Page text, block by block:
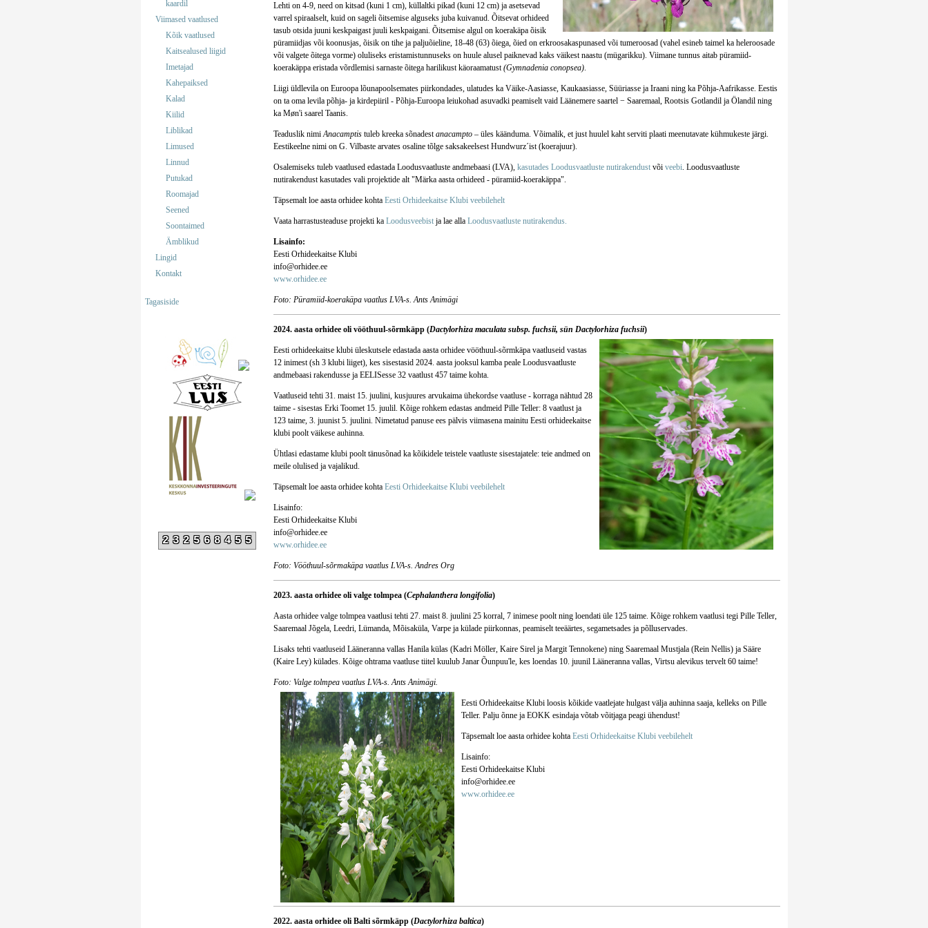
kaardil
Viimased vaatlused
Kõik vaatlused
Kaitsealused liigid
Imetajad
Kahepaiksed
Kalad
Kiilid
Liblikad
Limused
Linnud
Putukad
Roomajad
Seened
Soontaimed
Ämblikud
Lingid
Kontakt
Tagasiside
232568455
Lehti on 4-9, need on kitsad (kuni 1 cm), küllaltki pikad (kuni 12 cm) ja asetsevad
varrel spiraalselt, kuid on sageli õitsemise alguseks juba kuivanud. Õitsevat orhideed
tasub otsida juuni keskpaigast juuli keskpaigani. Õitsemise algul on koerakäpa õisik
püramiidjas või koonusjas, õisik on tihe ja paljuõieline, 18-48 (63) õiega, õied on erkroosakaspunased või tumeroosad (vahel esineb taimel ka heleroosade
või valgete õitega vorme) oluliseks eristamistunnuseks on huule alusel paiknevad kaks väikest naastu (mügarikku). Viimane tunnus aitab püramiid-
koerakäppa eristada võrdlemisi sarnaste õitega harilikust käoraamatust(Gymnadenia conopsea).
Liigi üldlevila on Euroopa lõunapoolsemates piirkondades, ulatudes ka Väike-Aasiasse, Kaukaasiasse, Süüriasse ja Iraani ning ka Põhja-Aafrikasse. Eestis
on ta oma levila põhja- ja kirdepiiril - Põhja-Euroopa leiukohad asuvadki peamiselt vaid Läänemere saartel − Saaremaal, Rootsis Gotlandil ja Ölandil ning
ka Møn'i saarel Taanis.
Teaduslik nimiAnacamptistuleb kreeka sõnadestanacampto– üles käänduma. Võimalik, et just huulel kaht serviti plaati meenutavate kühmukeste järgi.
Eestikeelne nimi on G. Vilbaste arvates osaline tõlge saksakeelsest Hundwurz´ist (koerajuur).
Osalemiseks tuleb vaatlused edastada Loodusvaatluste andmebaasi (LVA), kasutades Loodusvaatluste nutirakendustvõi veebi. Loodusvaatluste
nutirakendust kasutades vali projektide alt "Märka aasta orhideed - püramiid-koerakäppa".
Täpsemalt loe aasta orhidee kohtaEesti Orhideekaitse Klubi veebilehelt
Vaata harrastusteaduse projekti ka Loodusveebistja lae alla Loodusvaatluste nutirakendus.
Lisainfo:
Eesti Orhideekaitse Klubi
info@orhidee.ee
www.orhidee.ee
Foto: Püramiid-koerakäpa vaatlus LVA-s. Ants Animägi
2024. aasta orhidee oli vööthuul-sõrmkäpp (Dactylorhiza maculata subsp. fuchsii, sün Dactylorhiza fuchsii)
Eesti orhideekaitse klubi üleskutsele edastada aasta orhidee vööthuul-sõrmkäpa vaatluseid vastas
12 inimest (sh 3 klubi liiget), kes sisestasid 2024. aasta jooksul kamba peale Loodusvaatluste
andmebaasi rakendusse ja EELISesse 32 vaatlust 457 taime kohta.
Vaatluseid tehti 31. maist 15. juulini, kusjuures arvukaima ühekordse vaatluse - korraga nähtud 28
taime - sisestas Erki Toomet 15. juulil. Kõige rohkem edastas andmeid Pille Teller: 8 vaatlust ja
123 taime, 3. juunist 5. juulini. Nimetatud panuse ees pälvis viimasena mainitu Eesti orhideekaitse
klubi poolt väikese auhinna.
Ühtlasi edastame klubi poolt tänusõnad ka kõikidele teistele vaatluste sisestajatele: teie andmed on
meile olulised ja vajalikud.
Täpsemalt loe aasta orhidee kohtaEesti Orhideekaitse Klubi veebilehelt
Lisainfo:
Eesti Orhideekaitse Klubi
info@orhidee.ee
www.orhidee.ee
Foto: Vööthuul-sõrmakäpa vaatlus LVA-s. Andres Org
2023. aasta orhidee oli valge tolmpea (Cephalanthera longifolia)
Aasta orhidee valge tolmpea vaatlusi tehti 27. maist 8. juulini 25 korral, 7 inimese poolt ning loendati üle 125 taime. Kõige rohkem vaatlusi tegi Pille Teller,
Saaremaal Jõgela, Leedri, Lümanda, Mõisaküla, Varpe ja külade piirkonnas, peamiselt teeäärtes, segametsades ja põlluservades.
Lisaks tehti vaatluseid Lääneranna vallas Hanila külas (Kadri Möller, Kaire Sirel ja Margit Tennokene) ning Saaremaal Mustjala (Rein Nellis) ja Sääre
(Kaire Ley) külades. Kõige ohtrama vaatluse tiitel kuulub Janar Õunpuu'le, kes loendas 10. juunil Lääneranna vallas, Virtsu alevikus tervelt 60 taime!
Foto: Valge tolmpea vaatlus LVA-s. Ants Animägi.
Eesti Orhideekaitse Klubi loosis kõikide vaatlejate hulgast välja auhinna saaja, kelleks on Pille
Teller. Palju õnne ja EOKK esindaja võtab võitjaga peagi ühendust!
Täpsemalt loe aasta orhidee kohtaEesti Orhideekaitse Klubi veebilehelt
Lisainfo:
Eesti Orhideekaitse Klubi
info@orhidee.ee
www.orhidee.ee
2022. aasta orhidee oli Balti sõrmkäpp (Dactylorhiza baltica)